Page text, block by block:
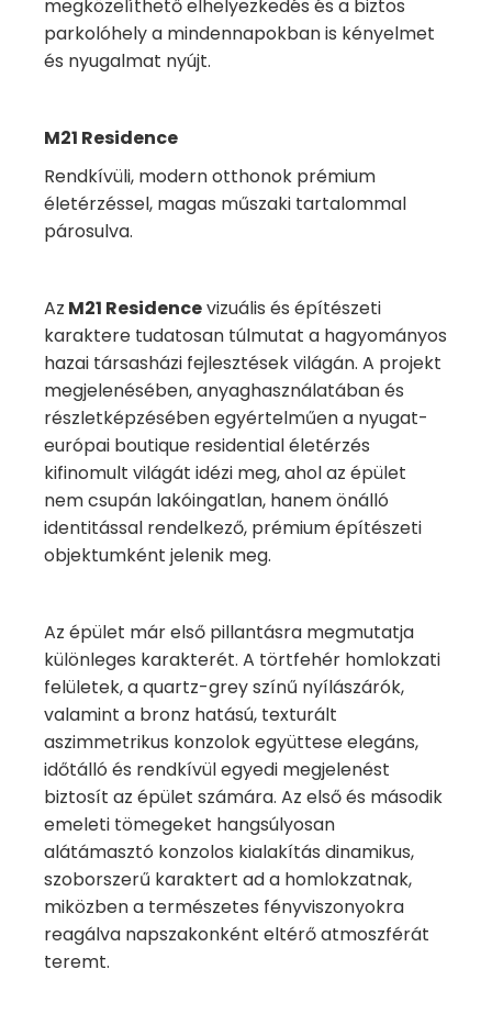
megközelíthető elhelyezkedés és a biztos
parkolóhely a mindennapokban is kényelmet
és nyugalmat nyújt.
M21 Residence
Rendkívüli, modern otthonok prémium
életérzéssel, magas műszaki tartalommal
párosulva.
Az M21 Residencevizuális és építészeti
karaktere tudatosan túlmutat a hagyományos
hazai társasházi fejlesztések világán. A projekt
megjelenésében, anyaghasználatában és
részletképzésében egyértelműen a nyugat-
európai boutique residential életérzés
kifinomult világát idézi meg, ahol az épület
nem csupán lakóingatlan, hanem önálló
identitással rendelkező, prémium építészeti
objektumként jelenik meg.
Az épület már első pillantásra megmutatja
különleges karakterét. A törtfehér homlokzati
felületek, a quartz-grey színű nyílászárók,
valamint a bronz hatású, texturált
aszimmetrikus konzolok együttese elegáns,
időtálló és rendkívül egyedi megjelenést
biztosít az épület számára. Az első és második
emeleti tömegeket hangsúlyosan
alátámasztó konzolos kialakítás dinamikus,
szoborszerű karaktert ad a homlokzatnak,
miközben a természetes fényviszonyokra
reagálva napszakonként eltérő atmoszférát
teremt.